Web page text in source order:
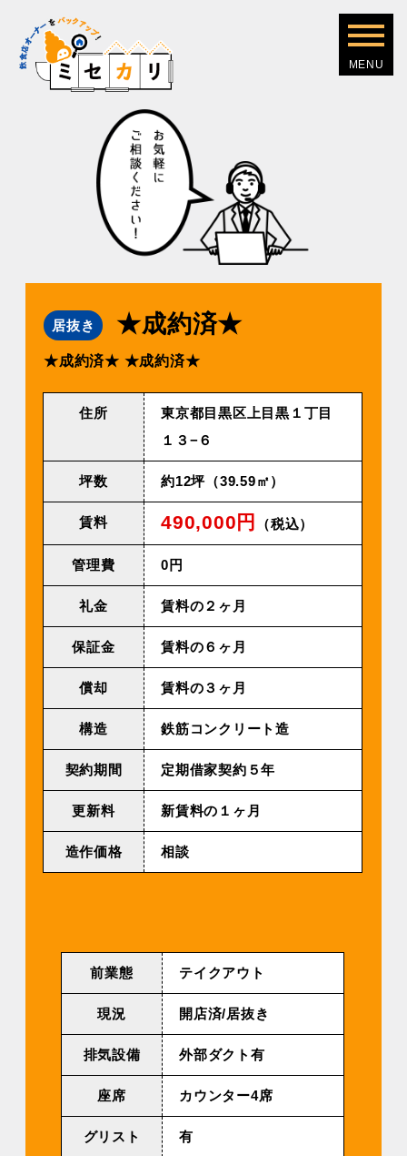
居抜き ★成約済★
★成約済★ ★成約済★
住所
東京都目黒区上目黒１丁目
１３−６
坪数 約12坪（39.59㎡）
賃料 490,000円 （税込）
管理費 0円
礼金 賃料の２ヶ月
保証金 賃料の６ヶ月
償却 賃料の３ヶ月
構造 鉄筋コンクリート造
契約期間 定期借家契約５年
更新料 新賃料の１ヶ月
造作価格 相談
前業態 テイクアウト
現況 開店済/居抜き
排気設備 外部ダクト有
座席 カウンター4席
グリスト 有